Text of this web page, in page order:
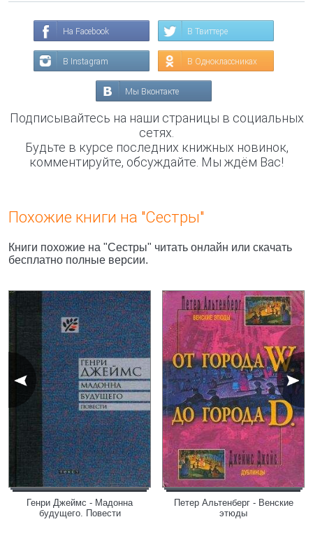
На Facebook В Твиттере
В Instagram В Одноклассниках
Мы Вконтакте
Подписывайтесь на наши страницы в социальных
сетях.
Будьте в курсе последних книжных новинок,
комментируйте, обсуждайте. Мы ждём Вас!
Похожие книги на "Сестры"
Книги похожие на "Сестры" читать онлайн или скачать
бесплатно полные версии.
Генри Джеймс - Мадонна
будущего. Повести
Петер Альтенберг - Венские
этюды